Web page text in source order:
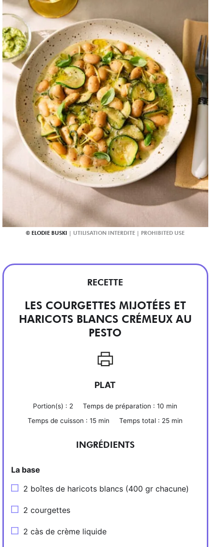
ELODIE BUSKI
RECETTE
LES COURGETTES MIJOTÉES ET
HARICOTS BLANCS CRÉMEUX AU
PESTO
PLAT
Portion(s) : 2 Temps de préparation :10 min
Temps de cuisson :15 min Temps total : 25 min
INGRÉDIENTS
La base
2 boîtes de haricots blancs (400 gr chacune)
2 courgettes
2 càs de crème liquide